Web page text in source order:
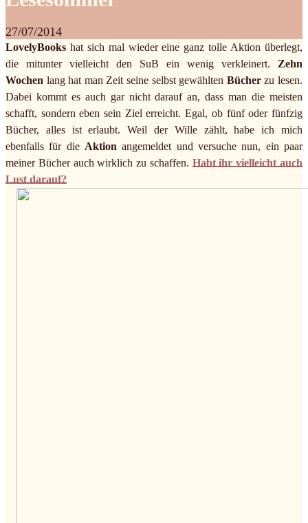
27/07/2014
LovelyBooks hat sich mal wieder eine ganz tolle Aktion überlegt,
die mitunter vielleicht den SuB ein wenig verkleinert. Zehn
Wochen lang hat man Zeit seine selbst gewählten Bücherzu lesen.
Dabei kommt es auch gar nicht darauf an, dass man die meisten
schafft, sondern eben sein Ziel erreicht. Egal, ob fünf oder fünfzig
Bücher, alles ist erlaubt. Weil der Wille zählt, habe ich mich
ebenfalls für die Aktion angemeldet und versuche nun, ein paar
meiner Bücher auch wirklich zu schaffen. Habt ihr vielleicht auch
Lust darauf?